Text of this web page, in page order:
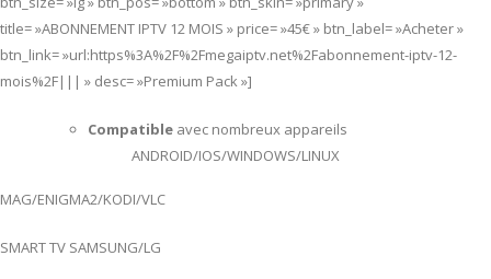
title= »ABONNEMENT IPTV 12 MOIS » price= »45€ » btn_label= »Acheter »
btn_link= »url:https%3A%2F%2Fmegaiptv.net%2Fabonnement-iptv-12-
mois%2F||| » desc= »Premium Pack »]
Compatible avec nombreux appareils
ANDROID/IOS/WINDOWS/LINUX
MAG/ENIGMA2/KODI/VLC
SMART TV SAMSUNG/LG